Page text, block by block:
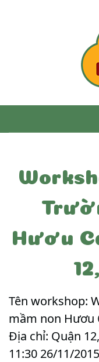
Hươu
Tên workshop:
mầm non Hươu
Địa chỉ: Quận
11:30 26/11/